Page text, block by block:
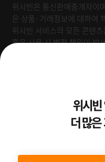
위시빈은 통신판매중개자이
은 상품·거래정보에 대하여
위시빈 서비스의 모든 콘텐
혹은 사용 시 법적 책임이 발
Venture Enterprise위시
더 많